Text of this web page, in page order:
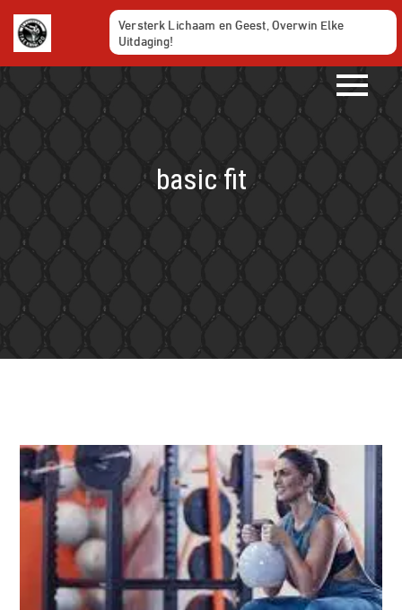
Ga
naar
de
inhoud
Versterk Lichaam en Geest, Overwin Elke
Uitdaging!
basic fit